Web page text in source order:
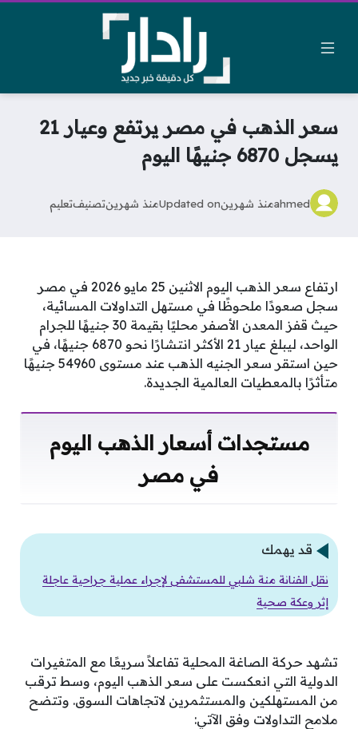
سعر الذهب في مصر يرتفع وعيار 21
يسجل 6870 جنيهًا اليوم
ahmedمنذ شهرينUpdated onمنذ شهرينتصنيفتعليم
ارتفاع سعر الذهب اليوم الاثنين 25 مايو 2026 في مصر
سجل صعودًا ملحوظًا في مستهل التداولات المسائية،
حيث قفز المعدن الأصفر محليًا بقيمة 30 جنيهًا للجرام
الواحد، ليبلغ عيار 21 الأكثر انتشارًا نحو 6870 جنيهًا، في
حين استقر سعر الجنيه الذهب عند مستوى 54960 جنيهًا
متأثرًا بالمعطيات العالمية الجديدة.
مستجدات أسعار الذهب اليوم
في مصر
قد يهمك
نقل الفنانة منة شلبي للمستشفى لإجراء عملية جراحية عاجلة
إثر وعكة صحية
تشهد حركة الصاغة المحلية تفاعلاً سريعًا مع المتغيرات
الدولية التي انعكست على سعر الذهب اليوم، وسط ترقب
من المستهلكين والمستثمرين لاتجاهات السوق. وتتضح
ملامح التداولات وفق الآتي: